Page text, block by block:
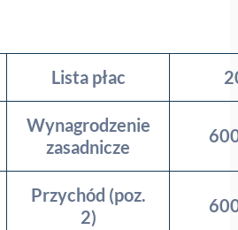
Lista płac
Wynagrodzenie
zasadnicze
Przychód (poz.
2)